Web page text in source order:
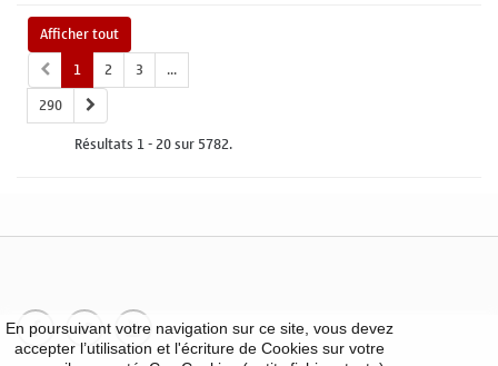
Afficher tout
1
2 3
...
290
Résultats 1 - 20 sur 5782.
En poursuivant votre navigation sur ce site, vous devez
accepter l’utilisation et l'écriture de Cookies sur votre